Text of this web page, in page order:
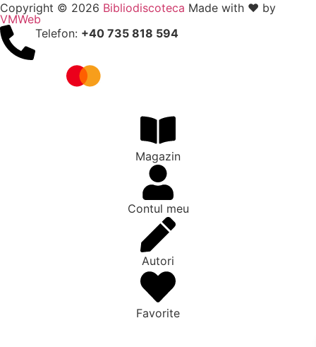
Copyright © 2026 Bibliodiscoteca Made with ❤️ by
VMWeb
Telefon: +40 735 818 594
Magazin
Contul meu
Autori
Favorite